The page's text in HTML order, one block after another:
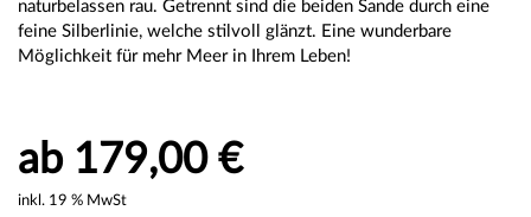
naturbelassen rau. Getrennt sind die beiden Sande durch eine
feine Silberlinie, welche stilvoll glänzt. Eine wunderbare
Möglichkeit für mehr Meer in Ihrem Leben!
ab 179,00 €
inkl. 19 % MwSt